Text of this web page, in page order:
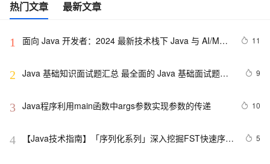
热门文章 最新文章
1
面向 Java 开发者：2024 最新技术栈下 Java 与 AI/ML
11
2 Java 基础知识面试题汇总 最全面的 Java 基础面试题整
9
3 Java程序利用main函数中args参数实现参数的传递 10
4
【Java技术指南】「序列化系列」深入挖掘FST快速序列
5